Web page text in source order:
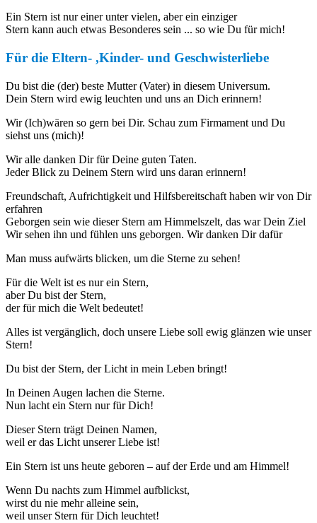
Ein Stern ist nur einer unter vielen, aber ein einziger
Stern kann auch etwas Besonderes sein ... so wie Du für mich!
Für die Eltern- ,Kinder- und Geschwisterliebe
Du bist die (der) beste Mutter (Vater) in diesem Universum.
Dein Stern wird ewig leuchten und uns an Dich erinnern!
Wir (Ich)wären so gern bei Dir. Schau zum Firmament und Du
siehst uns (mich)!
Wir alle danken Dir für Deine guten Taten.
Jeder Blick zu Deinem Stern wird uns daran erinnern!
Freundschaft, Aufrichtigkeit und Hilfsbereitschaft haben wir von Dir
erfahren
Geborgen sein wie dieser Stern am Himmelszelt, das war Dein Ziel
Wir sehen ihn und fühlen uns geborgen. Wir danken Dir dafür
Man muss aufwärts blicken, um die Sterne zu sehen!
Für die Welt ist es nur ein Stern,
aber Du bist der Stern,
der für mich die Welt bedeutet!
Alles ist vergänglich, doch unsere Liebe soll ewig glänzen wie unser
Stern!
Du bist der Stern, der Licht in mein Leben bringt!
In Deinen Augen lachen die Sterne.
Nun lacht ein Stern nur für Dich!
Dieser Stern trägt Deinen Namen,
weil er das Licht unserer Liebe ist!
Ein Stern ist uns heute geboren – auf der Erde und am Himmel!
Wenn Du nachts zum Himmel aufblickst,
wirst du nie mehr alleine sein,
weil unser Stern für Dich leuchtet!